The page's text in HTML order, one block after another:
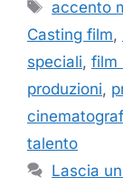
accento
Casting film,
speciali, film
produzioni,
talento
Lascia